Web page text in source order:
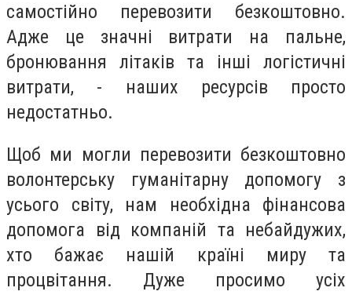
самостійно перевозити безкоштовно.
Адже це значні витрати на пальне,
бронювання літаків та інші логістичні
витрати, - наших ресурсів просто
недостатньо.
Щоб ми могли перевозити безкоштовно
волонтерську гуманітарну допомогу з
усього світу, нам необхідна фінансова
допомога від компаній та небайдужих,
хто бажає нашій країні миру та
процвітання. Дуже просимо усіх